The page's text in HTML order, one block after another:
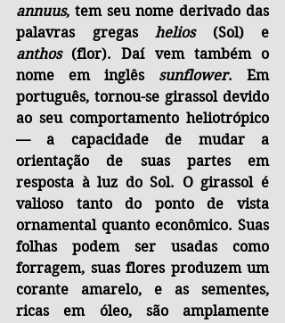
annuus, tem seu nome derivado das
palavras gregas helios
anthos (flor). Daí vem também o
nome em inglês sunflower. Em
português, tornou-se girassol devido
ao seu comportamento heliotrópico
— a capacidade de mudar a
orientação de suas partes em
resposta à luz do Sol. O girassol é
valioso tanto do ponto de vista
ornamental quanto econômico. Suas
folhas podem ser usadas como
forragem, suas flores produzem um
corante amarelo, e as sementes,
ricas em óleo, são amplamente